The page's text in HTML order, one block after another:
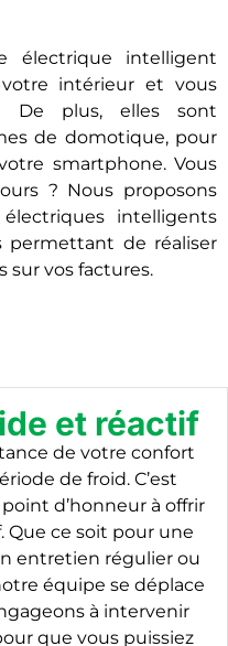
électrique intelligent
intérieur et vous
De plus, elles sont
de domotique, pour
smartphone. Vous
? Nous proposons
électriques intelligents
permettant de réaliser
sur vos factures.
et réactif
de votre confort
de froid. C’est
d’honneur à offrir
Que ce soit pour une
entretien régulier ou
équipe se déplace
à intervenir
que vous puissiez